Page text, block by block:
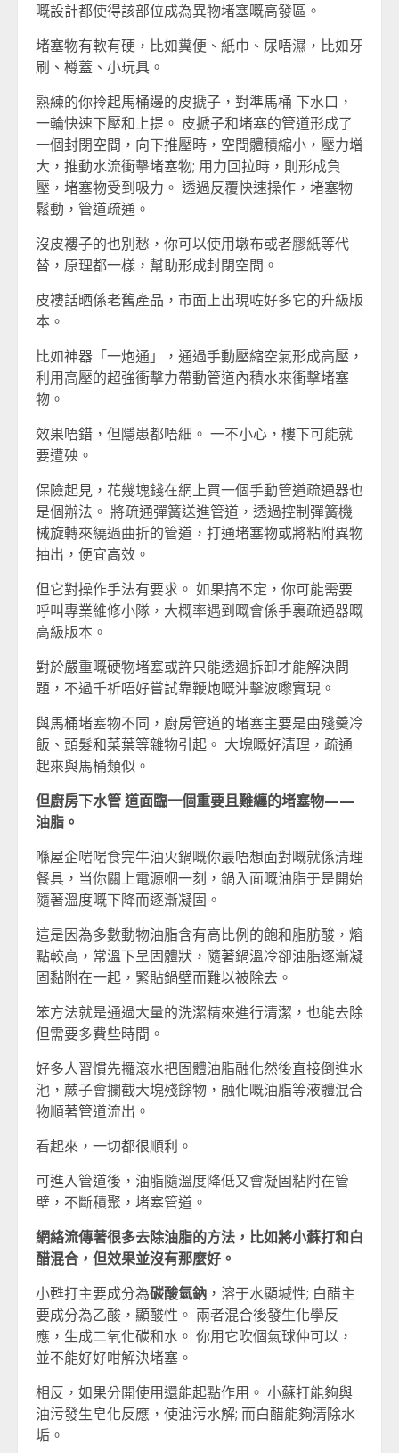
嘅設計都使得該部位成為異物堵塞嘅高發區。
堵塞物有軟有硬，比如糞便、紙巾、尿唔濕，比如牙
刷、樽蓋、小玩具。
熟練的你拎起馬桶邊的皮搋子，對準馬桶 下水口，
一輪快速下壓和上提。 皮搋子和堵塞的管道形成了
一個封閉空間，向下推壓時，空間體積縮小，壓力增
大，推動水流衝擊堵塞物; 用力回拉時，則形成負
壓，堵塞物受到吸力。 透過反覆快速操作，堵塞物
鬆動，管道疏通。
沒皮褸子的也別愁，你可以使用墩布或者膠紙等代
替，原理都一樣，幫助形成封閉空間。
皮褸話晒係老舊產品，市面上出現咗好多它的升級版
本。
比如神器「一炮通」，通過手動壓縮空氣形成高壓，
利用高壓的超強衝擊力帶動管道內積水來衝擊堵塞
物。
效果唔錯，但隱患都唔細。 一不小心，樓下可能就
要遭殃。
保險起見，花幾塊錢在網上買一個手動管道疏通器也
是個辦法。 將疏通彈簧送進管道，透過控制彈簧機
械旋轉來繞過曲折的管道，打通堵塞物或將粘附異物
抽出，便宜高效。
但它對操作手法有要求。 如果搞不定，你可能需要
呼叫專業維修小隊，大概率遇到嘅會係手裏疏通器嘅
高級版本。
對於嚴重嘅硬物堵塞或許只能透過拆卸才能解決問
題，不過千祈唔好嘗試靠鞭炮嘅沖擊波嚟實現。
與馬桶堵塞物不同，廚房管道的堵塞主要是由殘羹冷
飯、頭髮和菜葉等雜物引起。 大塊嘅好清理，疏通
起來與馬桶類似。
但廚房下水管 道面臨一個重要且難纏的堵塞物——
油脂。
喺屋企啱啱食完牛油火鍋嘅你最唔想面對嘅就係清理
餐具，当你關上電源嗰一刻，鍋入面嘅油脂于是開始
隨著溫度嘅下降而逐漸凝固。
這是因為多數動物油脂含有高比例的飽和脂肪酸，熔
點較高，常溫下呈固體狀，隨著鍋溫冷卻油脂逐漸凝
固黏附在一起，緊貼鍋壁而難以被除去。
笨方法就是通過大量的洗潔精來進行清潔，也能去除
但需要多費些時間。
好多人習慣先攞滾水把固體油脂融化然後直接倒進水
池，蕨子會攔截大塊殘餘物，融化嘅油脂等液體混合
物順著管道流出。
看起來，一切都很順利。
可進入管道後，油脂隨溫度降低又會凝固粘附在管
壁，不斷積聚，堵塞管道。
網絡流傳著很多去除油脂的方法，比如將小蘇打和白
醋混合，但效果並沒有那麼好。
小甦打主要成分為碳酸氫鈉 ，溶于水顯堿性; 白醋主
要成分為乙酸，顯酸性。 兩者混合後發生化學反
應，生成二氧化碳和水。 你用它吹個氣球仲可以，
並不能好好咁解決堵塞。
相反，如果分開使用還能起點作用。 小蘇打能夠與
油污發生皂化反應，使油污水解; 而白醋能夠清除水
垢。